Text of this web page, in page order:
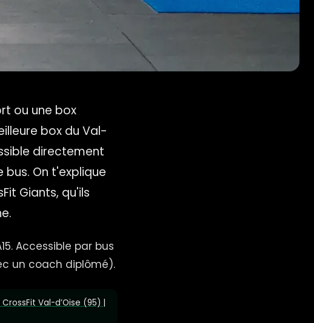
ou une box
box du Val-
directement
On t'explique
Giants, qu'ils
Accessible par bus
un coach diplômé).
Val-d’Oise (95) |